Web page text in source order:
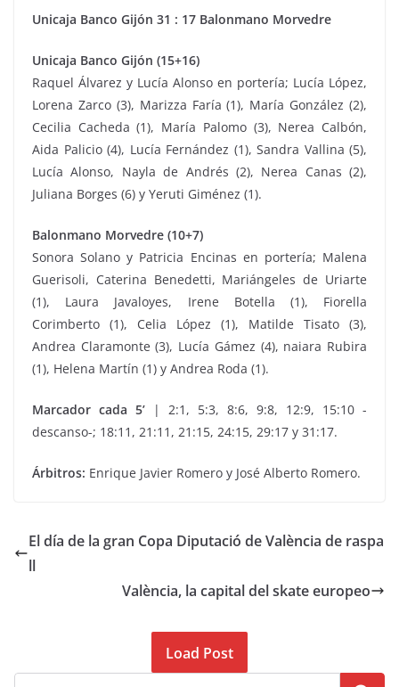
Unicaja Banco Gijón 31 : 17 Balonmano Morvedre
Unicaja Banco Gijón (15+16)
Raquel Álvarez y Lucía Alonso en portería; Lucía López,
Lorena Zarco (3), Marizza Faría (1), María González (2),
Cecilia Cacheda (1), María Palomo (3), Nerea Calbón,
Aida Palicio (4), Lucía Fernández (1), Sandra Vallina (5),
Lucía Alonso, Nayla de Andrés (2), Nerea Canas (2),
Juliana Borges (6) y Yeruti Giménez (1).
Balonmano Morvedre (10+7)
Sonora Solano y Patricia Encinas en portería; Malena
Guerisoli, Caterina Benedetti, Mariángeles de Uriarte
(1), Laura Javaloyes, Irene Botella (1), Fiorella
Corimberto (1), Celia López (1), Matilde Tisato (3),
Andrea Claramonte (3), Lucía Gámez (4), naiara Rubira
(1), Helena Martín (1) y Andrea Roda (1).
Marcador cada 5’ | 2:1, 5:3, 8:6, 9:8, 12:9, 15:10 -
descanso-; 18:11, 21:11, 21:15, 24:15, 29:17 y 31:17.
Árbitros: Enrique Javier Romero y José Alberto Romero.
El día de la gran Copa Diputació de València de raspa
ll
València, la capital del skate europeo
Load Post